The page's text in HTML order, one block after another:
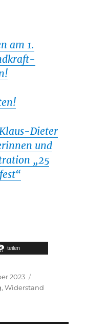
am 1.
Dieter
und
„25
teilen
2023
,Widerstand